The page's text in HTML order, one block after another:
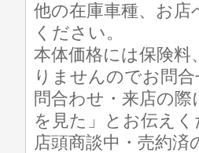
他の在庫車種、お
ください。
本体価格には保険料
りませんのでお問合
問合わせ・来店の
を見た」とお伝えく
店頭商談中・売約